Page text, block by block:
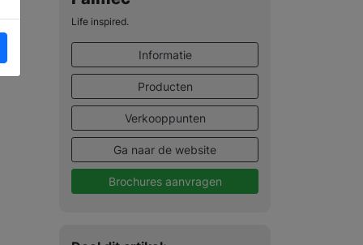
Life inspired.
Informatie
Producten
Verkooppunten
Ga naar de website
Brochures aanvragen